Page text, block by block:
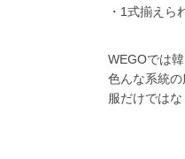
・ 1式揃えら
WEGOでは
色んな系統
服だけでは